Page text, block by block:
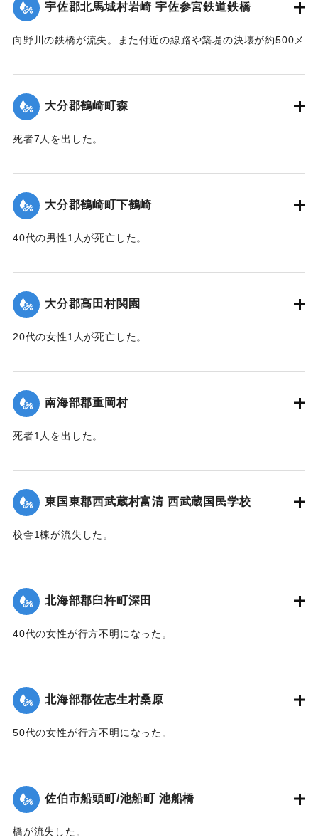
｜固有コード:
｜固有コード:
宇佐郡北馬城村岩崎 宇佐参宮鉄道鉄橋
向野川の鉄橋が流失。また付近の線路や築堤の決壊が約500メ
｜固有コード:
大分郡鶴崎町森
死者7人を出した。
｜固有コード:00481068
大分郡鶴崎町下鶴崎
40代の男性1人が死亡した。
｜固有コード:00481069
大分郡高田村関園
20代の女性1人が死亡した。
｜固有コード: 00481070
南海部郡重岡村
死者1人を出した。
｜固有コード: 00481062
東国東郡西武蔵村富清 西武蔵国民学校
校舎1棟が流失した。
｜固有コード: 00481063
北海部郡臼杵町深田
40代の女性が行方不明になった。
｜固有コード: 00481064
北海部郡佐志生村桑原
50代の女性が行方不明になった。
｜固有コード: 00481065
佐伯市船頭町/池船町 池船橋
橋が流失した。